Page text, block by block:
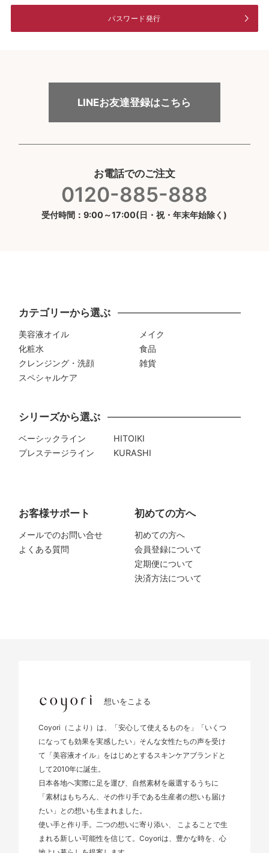
パスワード発行
LINEお友達登録はこちら
お電話でのご注文
0120-885-888
受付時間：9:00～17:00(日・祝・年末年始除く)
カテゴリーから選ぶ
美容液オイル
化粧水
クレンジング・洗顔
スペシャルケア
メイク
食品
雑貨
シリーズから選ぶ
ベーシックライン
プレステージライン
HITOIKI
KURASHI
お客様サポート
メールでのお問い合せ
よくある質問
初めての方へ
初めての方へ
会員登録について
定期便について
決済方法について
想いをこよる
Coyori（こより）は、「安心して使えるものを」「いくつ
になっても効果を実感したい」そんな女性たちの声を受け
て「美容液オイル」をはじめとするスキンケアブランドと
して2010年に誕生。
日本各地へ実際に足を運び、自然素材を厳選するうちに
「素材はもちろん、その作り手である生産者の想いも届け
たい」との想いも生まれました。
使い手と作り手。二つの想いに寄り添い、 こよることで生
まれる新しい可能性を信じて。Coyoriは、豊かな時を、心